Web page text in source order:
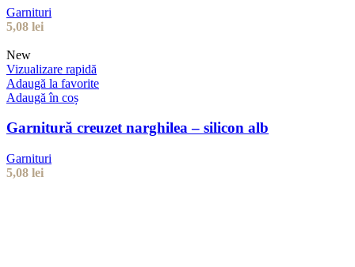
Garnituri
5,08 lei
New
Vizualizare rapidă
Adaugă la favorite
Adaugă în coș
Garnitură creuzet narghilea – silicon alb
Garnituri
5,08 lei